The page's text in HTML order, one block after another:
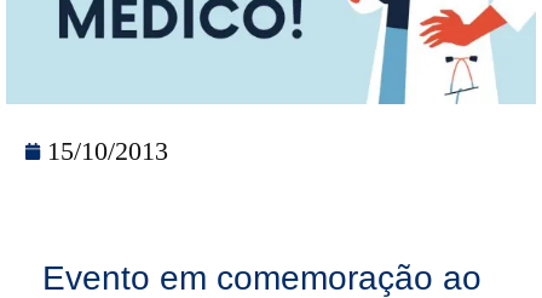
15/10/2013
Evento em comemoração ao